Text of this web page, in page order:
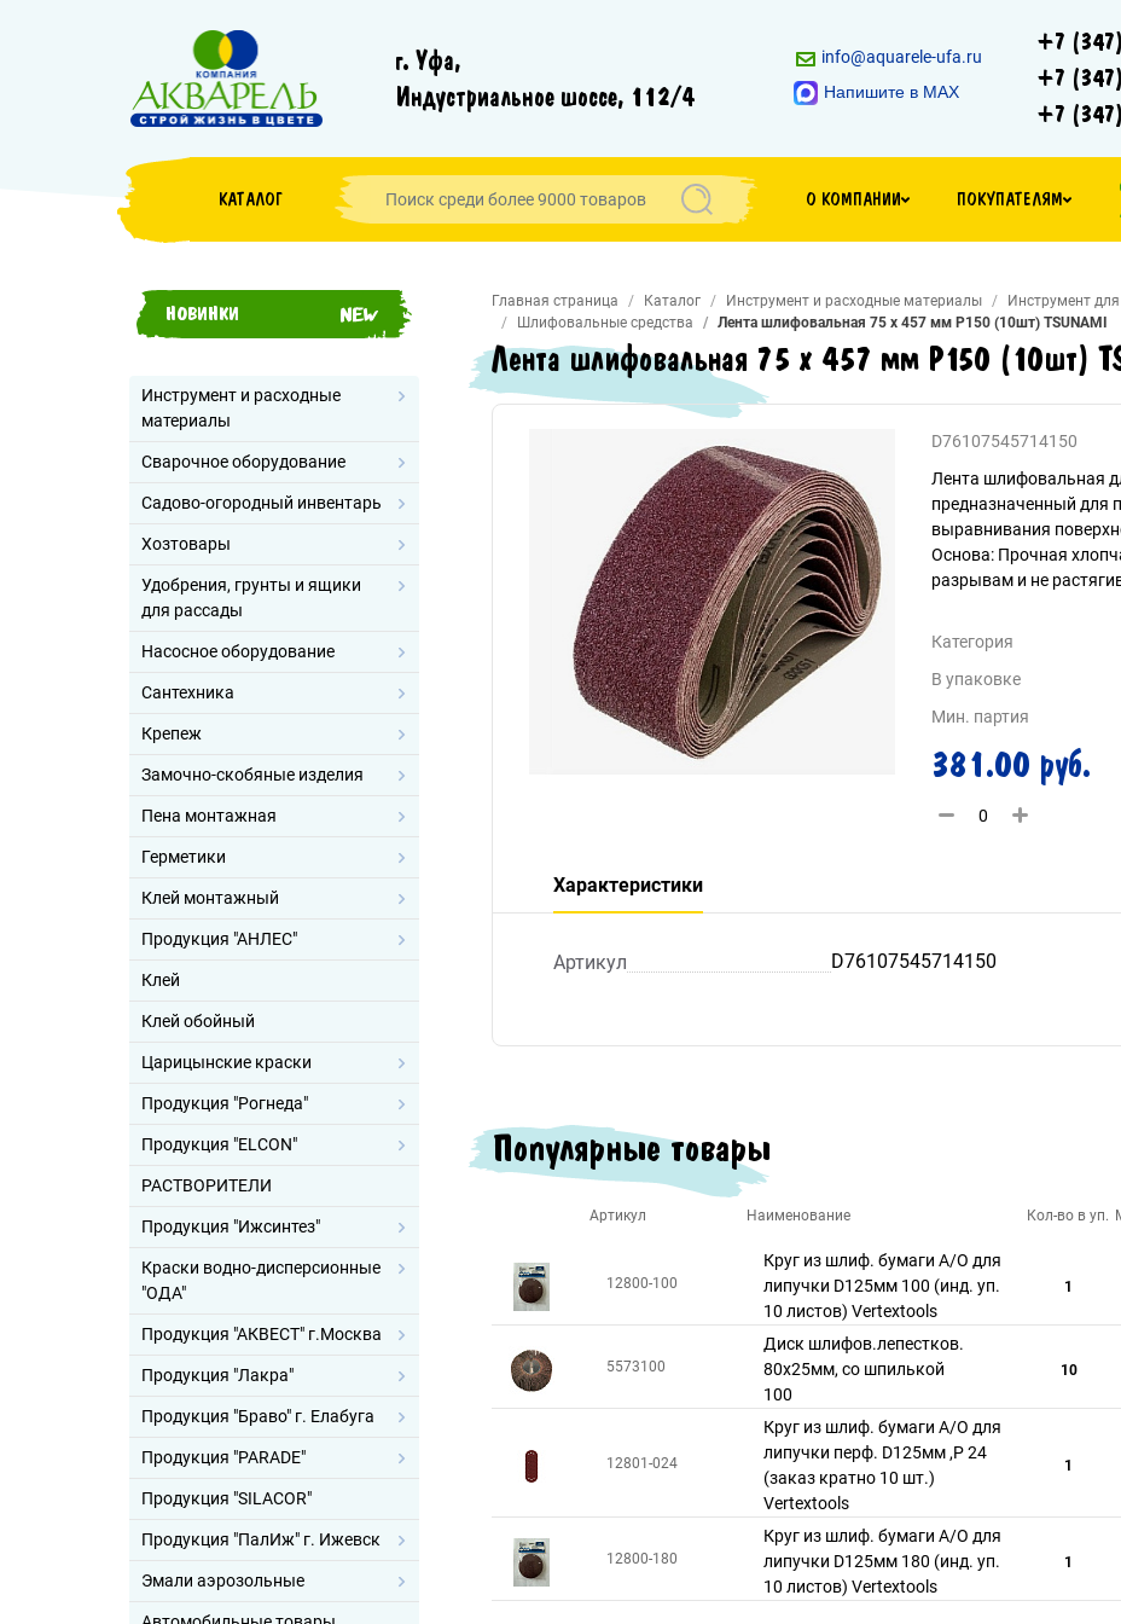
г. Уфа,
Индустриальное шоссе, 112/4
info@aquarele-ufa.ru
Напишите в MAX
+7
+7
+7
КАТАЛОГ О КОМПАНИИ ПОКУПАТЕЛЯМ
НОВИНКИ
Инструмент и расходные
материалы
Сварочное оборудование
Садово-огородный инвентарь
Хозтовары
Удобрения, грунты и ящики
для рассады
Насосное оборудование
Сантехника
Крепеж
Замочно-скобяные изделия
Пена монтажная
Герметики
Клей монтажный
Продукция "АНЛЕС"
Клей
Клей обойный
Царицынские краски
Продукция "Рогнеда"
Продукция "ELCON"
РАСТВОРИТЕЛИ
Продукция "Ижсинтез"
Краски водно-дисперсионные
"ОДА"
Продукция "АКВЕСТ" г.Москва
Продукция "Лакра"
Продукция "Браво" г. Елабуга
Продукция "PARADE"
Продукция "SILACOR"
Продукция "ПалИж" г. Ижевск
Эмали аэрозольные
Главная страница Каталог Инструмент и расходные материалы
Инструмент
Шлифовальные средства
Лента шлифовальная 75 х 457 мм P150 (10шт) TSUNAMI
Лента шлифовальная 75 х 457 мм P150 (10шт)
D76107545714150
Лента шлифовальная
предназначенный для
выравнивания
Основа: Прочная
разрывам и не
Категория
В упаковке
Мин. партия
381.00 руб.
Характеристики
Артикул D76107545714150
Популярные товары
Артикул Наименование Кол-во в уп.
12800-100
Круг из шлиф. бумаги А/О для
липучки D125мм 100 (инд. уп.
10 листов) Vertextools
1
5573100
Диск шлифов.лепестков.
80х25мм, со шпилькой
100
10
12801-024
Круг из шлиф. бумаги А/О для
липучки перф. D125мм ,Р 24
(заказ кратно 10 шт.)
Vertextools
1
12800-180
Круг из шлиф. бумаги А/О для
липучки D125мм 180 (инд. уп.
10 листов) Vertextools
1